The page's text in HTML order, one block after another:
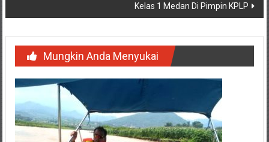
Kelas 1 Medan Di Pimpin KPLP
Mungkin Anda Menyukai